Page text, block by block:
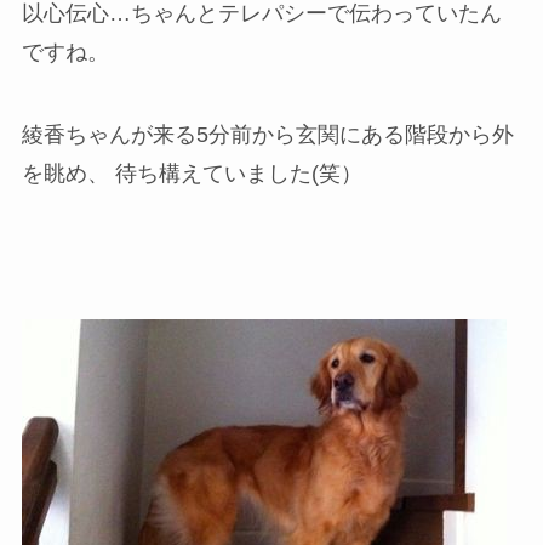
以心伝心…ちゃんとテレパシーで伝わっていたん
ですね。
綾香ちゃんが来る5分前から玄関にある階段から外
を眺め、 待ち構えていました(笑）